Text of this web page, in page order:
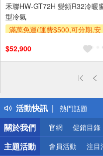
禾聯HW-GT72H 變頻R32冷暖
型冷氣
滿萬免運(運費$500,可分期,安
及使用6期以上分期0利率,需付
基本安裝運費)
$52,900
活動快訊
偏遠地區配送
得獎公告
熱門話題
銀行優惠
偏遠地區配送
詐騙網頁！
關於我們
官網 促銷目錄
主題活動 會員活動 注目